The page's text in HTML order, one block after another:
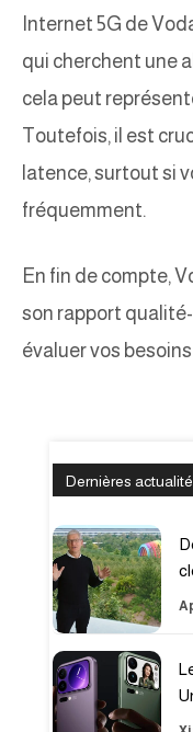
Internet 5G de
qui cherchent une
cela peut
Toutefois, il est
latence, surtout si
fréquemment.
En fin de compte,
son rapport
évaluer vos
Dernières